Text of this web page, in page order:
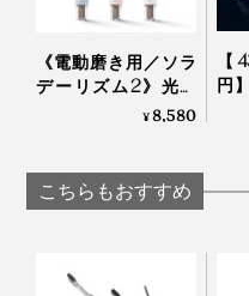
充電量が30％以下にな
が点滅します。
モードボタンを長押しす
で3段階表示されるので
《電動磨き用／ソラ
デーリズム2》光触
媒の効果で、歯磨き
SOLADEY
¥8,580
円
体
こちらもおすすめ